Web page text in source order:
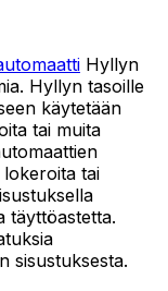
Hyllyn
Hyllyn tasoille
käytetään
tai muita
tai
täyttöastetta.
sisustuksesta.